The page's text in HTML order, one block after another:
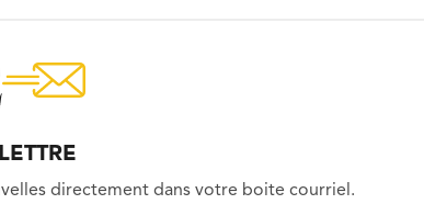
directement dans votre boite courriel.